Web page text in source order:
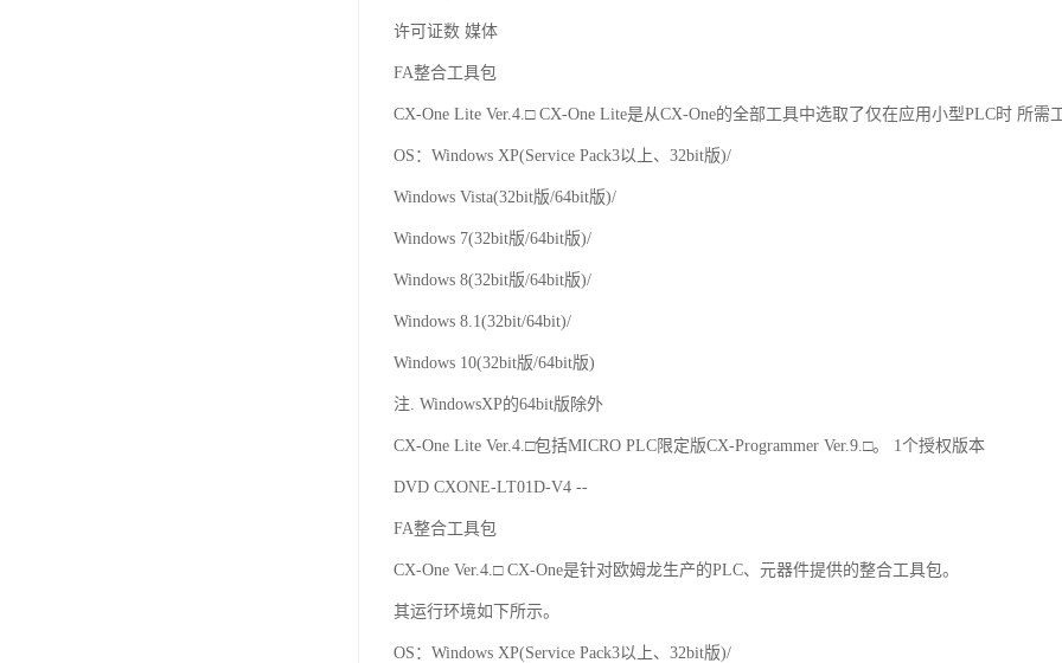
许可证数 媒体
FA整合工具包
CX-One Lite Ver.4.□ CX-One Lite是从CX-One的全部工具中选取了仅在应用小型PLC时 所
OS：Windows XP(Service Pack3以上、32bit版)/
Windows Vista(32bit版/64bit版)/
Windows 7(32bit版/64bit版)/
Windows 8(32bit版/64bit版)/
Windows 8.1(32bit/64bit)/
Windows 10(32bit版/64bit版)
注. WindowsXP的64bit版除外
CX-One Lite Ver.4.□包括MICRO PLC限定版CX-Programmer Ver.9.□。 1个授权版本
DVD CXONE-LT01D-V4 --
FA整合工具包
CX-One Ver.4.□ CX-One是针对欧姆龙生产的PLC、元器件提供的整合工具包。
其运行环境如下所示。
OS：Windows XP(Service Pack3以上、32bit版)/